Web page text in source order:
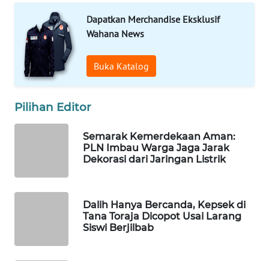
Dapatkan Merchandise Eksklusif
Wahana News
Buka Katalog
Pilihan Editor
Semarak Kemerdekaan Aman:
PLN Imbau Warga Jaga Jarak
Dekorasi dari Jaringan Listrik
Dalih Hanya Bercanda, Kepsek di
Tana Toraja Dicopot Usai Larang
Siswi Berjilbab
WAHANA
SPORT
WAHANA
UMKM
WAHANA
WAHANA
HEALTH